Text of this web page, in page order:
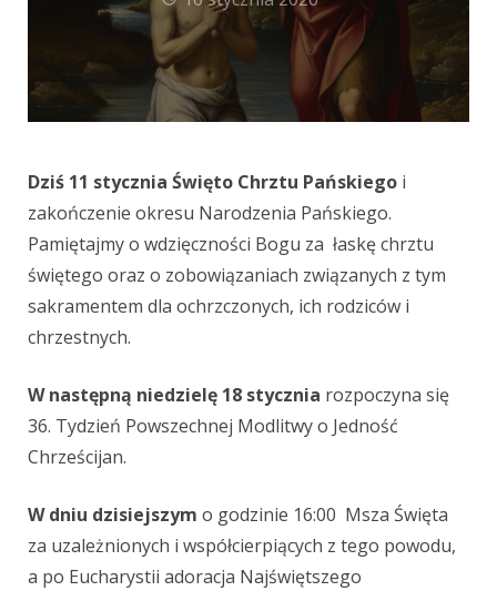
Dziś 11 stycznia Święto Chrztu Pańskiego i
zakończenie okresu Narodzenia Pańskiego.
Pamiętajmy o wdzięczności Bogu za łaskę chrztu
świętego oraz o zobowiązaniach związanych z tym
sakramentem dla ochrzczonych, ich rodziców i
chrzestnych.
W następną niedzielę 18 stycznia rozpoczyna się
36. Tydzień Powszechnej Modlitwy o Jedność
Chrześcijan.
W dniu dzisiejszym o godzinie 16:00 Msza Święta
za uzależnionych i współcierpiących z tego powodu,
a po Eucharystii adoracja Najświętszego